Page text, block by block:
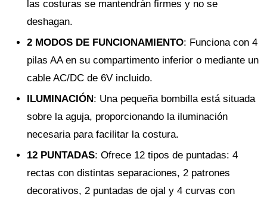
las costuras se mantendrán firmes y no se
deshagan.
2 MODOS DE FUNCIONAMIENTO: Funciona con 4
pilas AA en su compartimento inferior o mediante un
cable AC/DC de 6V incluido.
ILUMINACIÓN: Una pequeña bombilla está situada
sobre la aguja, proporcionando la iluminación
necesaria para facilitar la costura.
12 PUNTADAS: Ofrece 12 tipos de puntadas: 4
rectas con distintas separaciones, 2 patrones
decorativos, 2 puntadas de ojal y 4 curvas con